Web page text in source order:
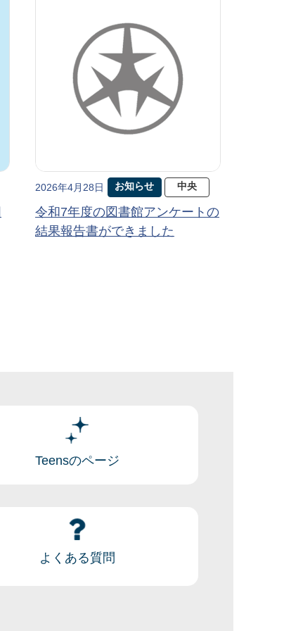
2026年4月28日 お知らせ 中央
令和7年度の図書館アンケートの
結果報告書ができました
Teensのページ
よくある質問